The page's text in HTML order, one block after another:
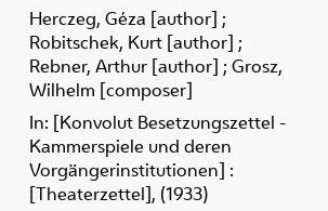
Herczeg, Géza [author] ;
Robitschek, Kurt [author] ;
Rebner, Arthur [author] ; Grosz,
Wilhelm [composer]
In: [Konvolut Besetzungszettel -
Kammerspiele und deren
Vorgängerinstitutionen] :
[Theaterzettel], (1933)